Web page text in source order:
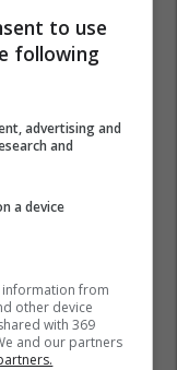
to use
following
advertising and
and
a device
from
other device
with 369
and our partners